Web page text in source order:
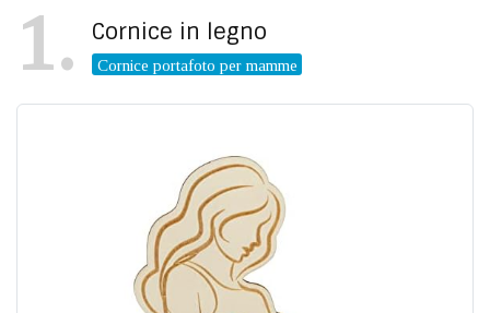
1 Cornice in legno
Cornice portafoto per mamme